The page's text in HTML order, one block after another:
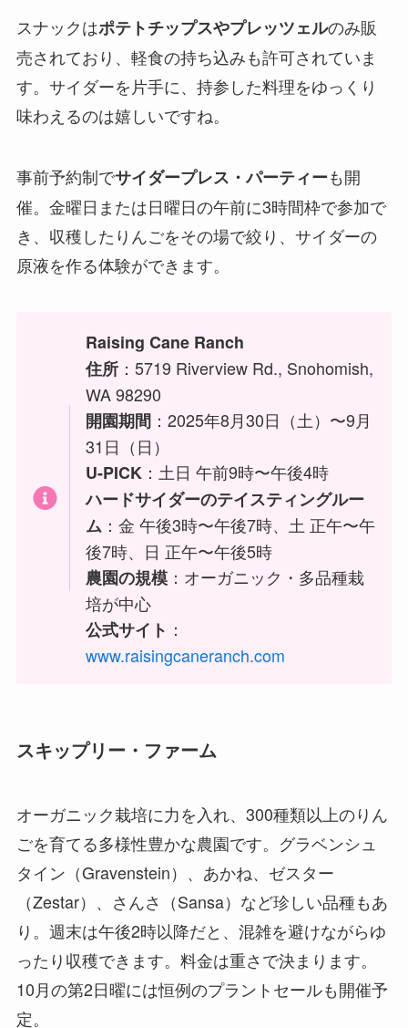
スナックはポテトチップスやプレッツェルのみ販
売されており、軽食の持ち込みも許可されていま
す。サイダーを片手に、持参した料理をゆっくり
味わえるのは嬉しいですね。
事前予約制でサイダープレス・パーティーも開
催。金曜日または日曜日の午前に3時間枠で参加で
き、収穫したりんごをその場で絞り、サイダーの
原液を作る体験ができます。
Raising Cane Ranch
住所 ：5719 Riverview Rd., Snohomish,
WA 98290
開園期間 ：2025年8月30日（土）〜9月
31日（日）
U-PICK ：土日 午前9時〜午後4時
ハードサイダーのテイスティングルー
ム ：金 午後3時〜午後7時、土 正午〜午
後7時、日 正午〜午後5時
農園の規模 ：オーガニック・多品種栽
培が中心
公式サイト ：
www.raisingcaneranch.com
スキップリー・ファーム
オーガニック栽培に力を入れ、300種類以上のりん
ごを育てる多様性豊かな農園です。グラベンシュ
タイン（Gravenstein）、あかね、ゼスター
（Zestar）、さんさ（Sansa）など珍しい品種もあ
り。週末は午後2時以降だと、混雑を避けながらゆ
ったり収穫できます。料金は重さで決まります。
10月の第2日曜には恒例のプラントセールも開催予
定。